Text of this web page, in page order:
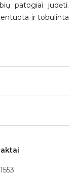
patogiai judėti.
ir tobulinta